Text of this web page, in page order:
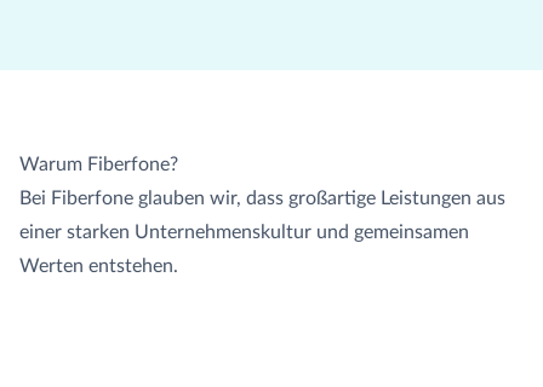
Warum Fiberfone?
Bei Fiberfone glauben wir, dass großartige Leistungen aus
einer starken Unternehmenskultur und gemeinsamen
Werten entstehen.